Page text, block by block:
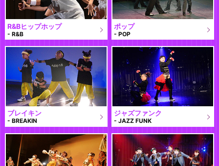
R&Bヒップホップ
- R&B
ポップ
- POP
ブレイキン
- BREAKIN
ジャズファンク
- JAZZ FUNK